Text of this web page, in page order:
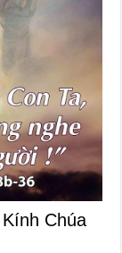
Chúa